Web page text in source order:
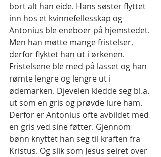
bort alt han eide. Hans søster flyttet
inn hos et kvinnefellesskap og
Antonius ble eneboer på hjemstedet.
Men han møtte mange fristelser,
derfor flyktet han ut i ørkenen.
Fristelsene ble med på lasset og han
rømte lengre og lengre ut i
ødemarken. Djevelen kledde seg bl.a.
ut som en gris og prøvde lure ham.
Derfor er Antonius ofte avbildet med
en gris ved sine føtter. Gjennom
bønn knyttet han seg til kraften fra
Kristus. Og slik som Jesus seiret over